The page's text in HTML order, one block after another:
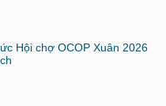
Hội chợ OCOP Xuân 2026